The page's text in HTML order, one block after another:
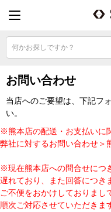
何かお探しですか？
お問い合わせ
当店へのご要望は、下記フ
い。
※熊本店の配送・お支払いに
弊社に対するお問い合わせ＞
※現在熊本店への問合せにつ
遅れており、また回答につき
ご不便をおかけしておりまし
順次ご対応させていただきま